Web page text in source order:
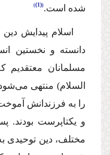
شده است. (1)
اسلام پیدایش
دانسته و نخستین
مسلمانان
السلام) منتهى مى‌شود
را به فرزندانش
و یكتاپرست بودند.
مختلف، دین